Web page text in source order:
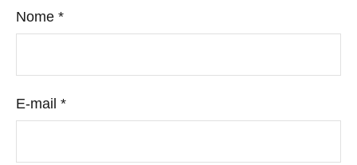
Nome *
E-mail *